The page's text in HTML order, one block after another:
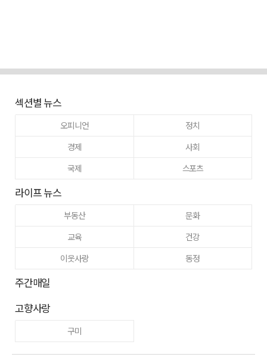
섹션별 뉴스
오피니언
정치
경제
사회
국제
스포츠
라이프 뉴스
부동산
문화
교육
건강
이웃사랑
동정
주간매일
고향사랑
구미